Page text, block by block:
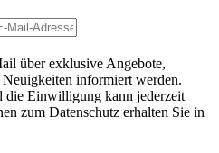
über exklusive Angebote,
Neuigkeiten informiert werden.
die Einwilligung kann jederzeit
zum Datenschutz erhalten Sie in